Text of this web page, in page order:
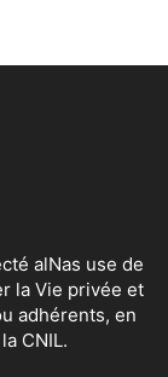
alNas use de
la Vie privée et
adhérents, en
CNIL.